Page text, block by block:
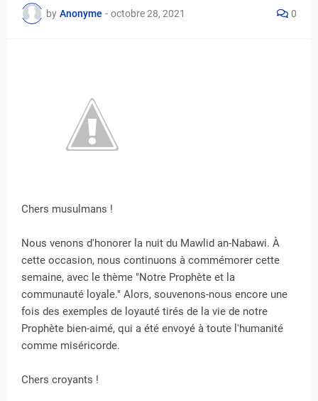
by Anonyme - octobre 28, 2021 0
Chers musulmans !
Nous venons d'honorer la nuit du Mawlid an-Nabawi. À
cette occasion, nous continuons à commémorer cette
semaine, avec le thème "Notre Prophète et la
communauté loyale." Alors, souvenons-nous encore une
fois des exemples de loyauté tirés de la vie de notre
Prophète bien-aimé, qui a été envoyé à toute l'humanité
comme miséricorde.
Chers croyants !